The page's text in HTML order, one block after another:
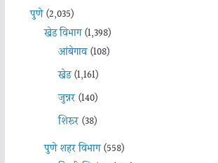
पुणे(2,035)
खेड विभाग(1,398)
आंबेगाव(108)
खेड(1,161)
जुन्नर(140)
शिरूर(38)
पुणे शहर विभाग(558)